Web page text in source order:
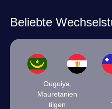
Beliebte
Ouguiya,
Mauretanien
tilgen